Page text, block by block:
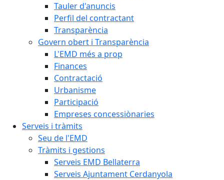
Tauler d'anuncis
Perfil del contractant
Transparència
Govern obert i Transparència
L'EMD més a prop
Finances
Contractació
Urbanisme
Participació
Empreses concessiònaries
Serveis i tràmits
Seu de l'EMD
Tràmits i gestions
Serveis EMD Bellaterra
Serveis Ajuntament Cerdanyola